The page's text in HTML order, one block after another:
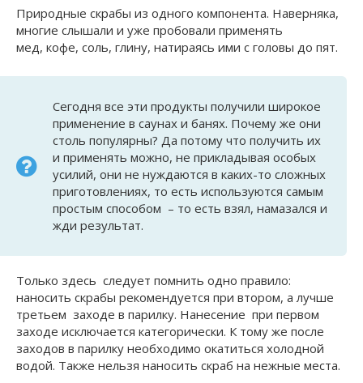
Природные скрабы из одного компонента. Наверняка,
многие слышали и уже пробовали применять
мед, кофе, соль, глину, натираясь ими с головы до пят.
Сегодня все эти продукты получили широкое
применение в саунах и банях. Почему же они
столь популярны? Да потому что получить их
и применять можно, не прикладывая особых
усилий, они не нуждаются в каких-то сложных
приготовлениях, то есть используются самым
простым способом – то есть взял, намазался и
жди результат.
Только здесь следует помнить одно правило:
наносить скрабы рекомендуется при втором, а лучше
третьем заходе в парилку. Нанесение при первом
заходе исключается категорически. К тому же после
заходов в парилку необходимо окатиться холодной
водой. Также нельзя наносить скраб на нежные места.